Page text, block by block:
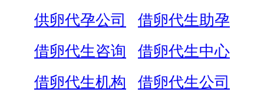
供卵代孕公司
借卵代生助孕
借卵代生咨询
借卵代生中心
借卵代生机构
借卵代生公司